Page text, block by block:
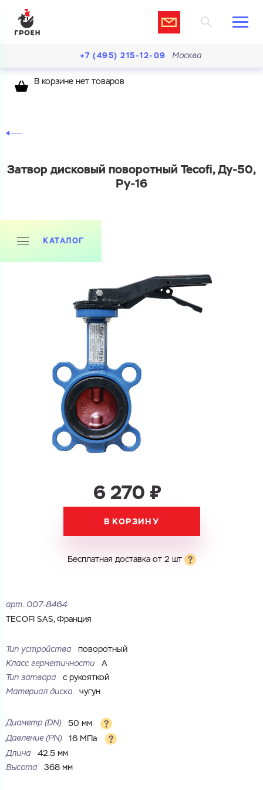
Купить как физ. лицо
Купить как юр. лицо
Имя
Cоглашаюсь на обработку
ОТПРАВИТЬ
Ваш запрос
Перечислите товары, которые вас интересуют
и укажите какую информацию вы хотите по ним
получить. Мы свяжемся с вами в ближайшее время.
Запросить КП
Запросить Счёт
Имя
Файл с реквизитами огранизации (любой формат, макс. 20
Cоглашаюсь на обработку
+7 (495) 215-12-09 Москва
В корзине нет товаров
Затвор дисковый поворотный Tecofi, Ду-50,
Ру-16
КАТАЛОГ
6 270 ₽
В КОРЗИНУ
Бесплатная доставка от 2 шт
арт. 007-8464
TECOFI SAS, Франция
Тип устройства
поворотный
Класс герметичности
А
Тип затвора
с рукояткой
Материал диска
чугун
Диаметр (DN)
50 мм
Давление (PN)
16 МПа
Длина
42.5 мм
Высота
368 мм